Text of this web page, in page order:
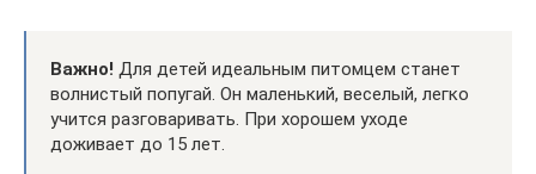
Важно! Для детей идеальным питомцем станет
волнистый попугай. Он маленький, веселый, легко
учится разговаривать. При хорошем уходе
доживает до 15 лет.